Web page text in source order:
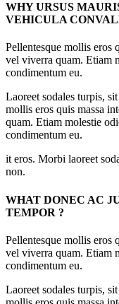
WHY URSUS
VEHICULA
Pellentesque mollis eros
vel viverra quam. Etiam
condimentum eu.
Laoreet sodales turpis,
mollis eros quis massa
quam. Etiam molestie
condimentum eu.
it eros. Morbi laoreet
non.
WHAT DONEC AC
TEMPOR ?
Pellentesque mollis eros
vel viverra quam. Etiam
condimentum eu.
Laoreet sodales turpis,